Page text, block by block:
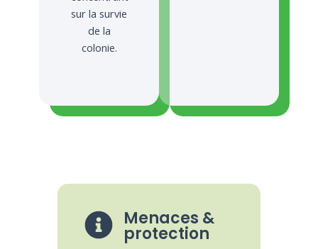
sur la survie
de la
colonie.
Menaces &
protection